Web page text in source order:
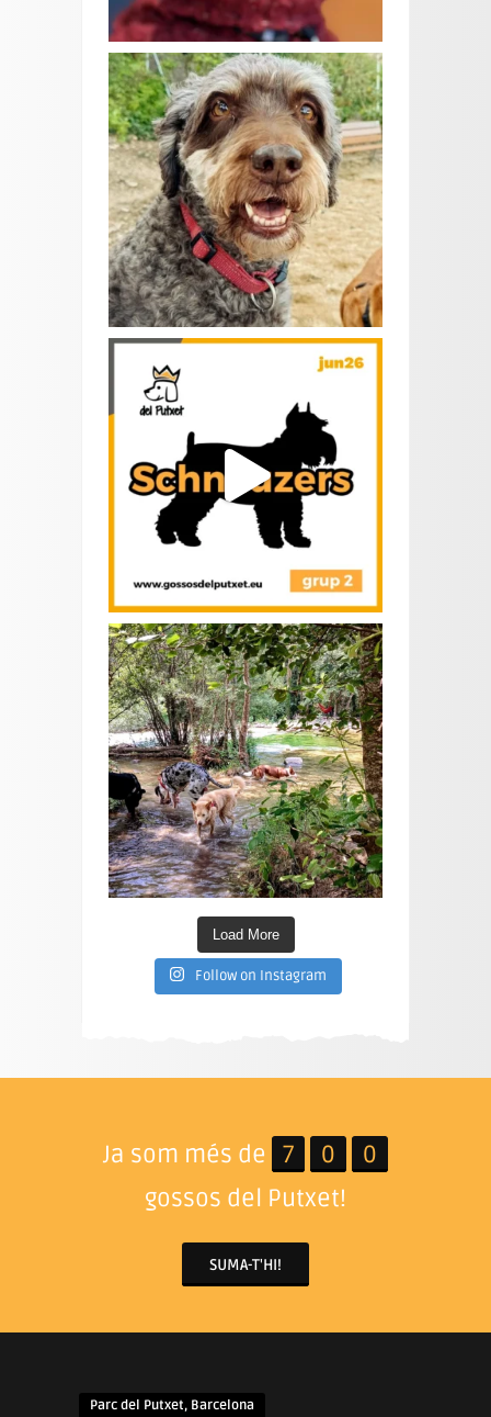
Load More
Follow on Instagram
Ja som més de 7 0
0
gossos del Putxet!
SUMA-T'HI!
Parc del Putxet, Barcelona